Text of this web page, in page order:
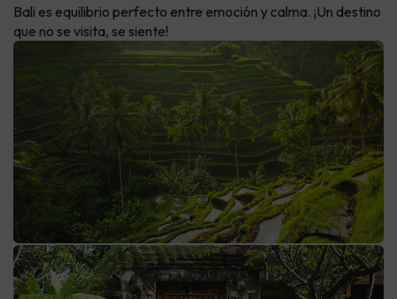
Bali es equilibrio perfecto entre emoción y calma. ¡Un destino
que no se visita, se siente!